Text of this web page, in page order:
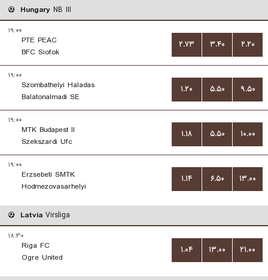
Hungary NB III
۱۹:۰۰
PTE PEAC
BFC Siofok
۲.۷۳ ۳.۴۰ ۲.۲۰
۱۹:۰۰
Szombathelyi Haladas
Balatonalmadi SE
۱.۲۰ ۵.۵۰ ۹.۵۰
۱۹:۰۰
MTK Budapest II
Szekszardi Ufc
۱.۱۸ ۵.۵۰ ۱۰.۰۰
۱۹:۰۰
Erzsebeti SMTK
Hodmezovasarhelyi
۱.۱۴ ۶.۵۰ ۱۳.۰۰
Latvia Virsliga
۱۸:۳۰
Riga FC
Ogre United
۱.۰۴ ۱۳.۰۰ ۲۱.۰۰